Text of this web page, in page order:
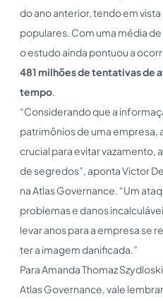
do ano anterior, tendo em
populares. Com uma média
o estudo ainda pontuou a
481 milhões de tentativas de
tempo.
“Considerando que a
patrimônios de uma empresa,
crucial para evitar vazamento,
de segredos”, aponta Victor
na Atlas Governance. “Um
problemas e danos
levar anos para a empresa se
ter a imagem danificada.”
Para Amanda Thomaz
Atlas Governance, vale